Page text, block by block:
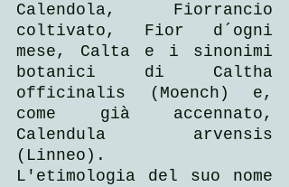
Calendola, Fiorrancio
coltivato, Fior d´ogni
mese, Calta e i sinonimi
botanici di Caltha
officinalis (Moench) e,
come già accennato,
Calendula arvensis
(Linneo).
L'etimologia del suo nome